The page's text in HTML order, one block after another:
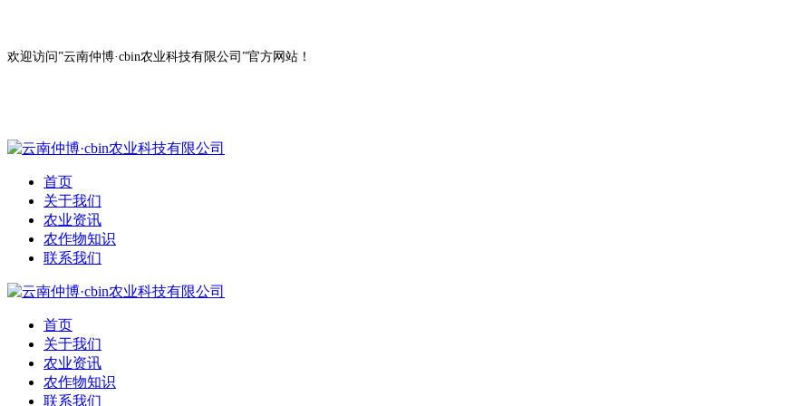
欢迎访问”云南仲博·cbin农业科技有限公司”官方网站！
首页
关于我们
农业资讯
农作物知识
联系我们
首页
关于我们
农业资讯
农作物知识
联系我们